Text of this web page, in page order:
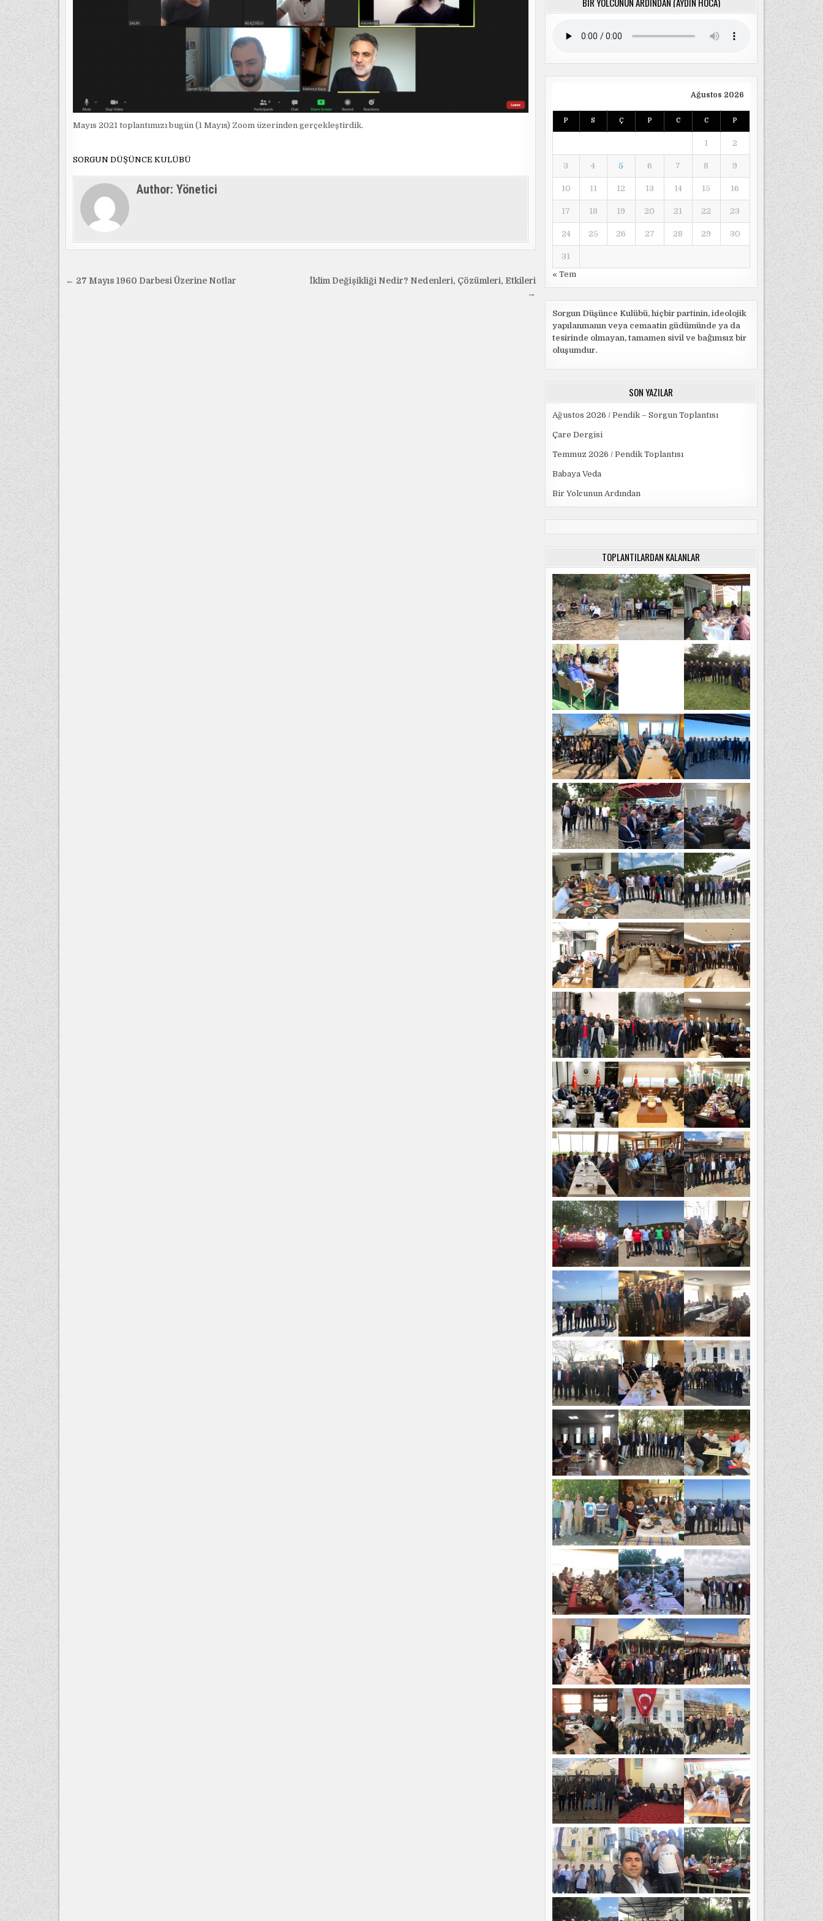
Mayıs 2021 toplantımızı bugün (1 Mayıs) Zoom üzerinden gerçekleştirdik.
SORGUN DÜŞÜNCE KULÜBÜ
Author: Yönetici
Yazı
İklim Değişikliği Nedir? Nedenleri, Çözümleri, Etkileri
→
← 27 Mayıs 1960 Darbesi Üzerine Notlar
Ağustos 2026
P S Ç P C C P
1 2
3 4 5 6 7 8 9
10 11 12 13 14 15 16
17 18 19 20 21 22 23
24 25 26 27 28 29 30
31
« Tem
Sorgun Düşünce Kulübü, hiçbir partinin, ideolojik
yapılanmanın veya cemaatin güdümünde ya da
tesirinde olmayan, tamamen sivil ve bağımsız bir
oluşumdur.
SON YAZILAR
Ağustos 2026 / Pendik – Sorgun Toplantısı
Çare Dergisi
Temmuz 2026 / Pendik Toplantısı
Babaya Veda
Bir Yolcunun Ardından
TOPLANTILARDAN KALANLAR